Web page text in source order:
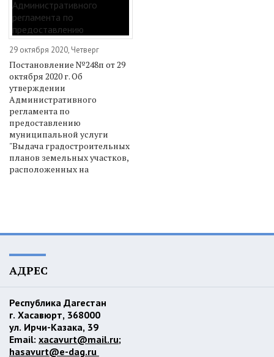
29 октября 2020, Четверг
Постановление №248п от 29
октября 2020 г. Об
утверждении
Административного
регламента по
предоставлению
муниципальной услуги
"Выдача градостроительных
планов земельных участков,
расположенных на
АДРЕС
Республика Дагестан
г. Хасавюрт, 368000
ул. Ирчи-Казака, 39
Email: xacavurt@mail.ru;
hasavurt@e-dag.ru